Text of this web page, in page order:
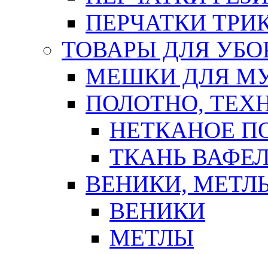
ПЕРЧАТКИ
ТОВАРЫ ДЛЯ
МЕШКИ ДЛЯ
ПОЛОТНО,
НЕТКАНОЕ
ТКАНЬ
ВЕНИКИ,
ВЕНИКИ
МЕТЛЫ